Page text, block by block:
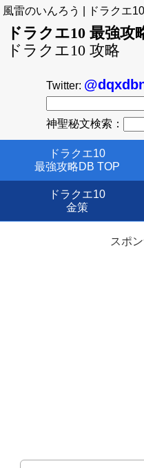
風雷のいんろう | ドラクエ10
ドラクエ10 最強
ドラクエ10 攻略
Twitter:
神聖秘文検索：
ドラクエ10
最強攻略DB TOP
ドラクエ10
金策
スポ